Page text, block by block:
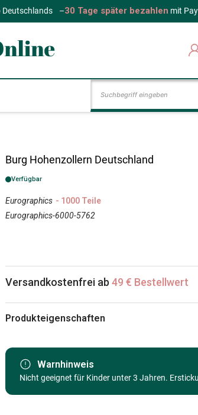
Deutschlands –30 Tage später bezahlen mit
Burg Hohenzollern Deutschland
Verfügbar
Eurographics - 1000 Teile
Eurographics-6000-5762
Versandkostenfrei ab 49 € Bestellwert
Produkteigenschaften
KategorieWarnhinweis
Nicht geeignet für Kinder unter 3 Jahren.